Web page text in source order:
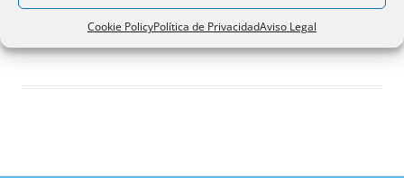
Cookie PolicyPolítica de PrivacidadAviso Legal
Registro
¿Has olvidado tu contraseña?